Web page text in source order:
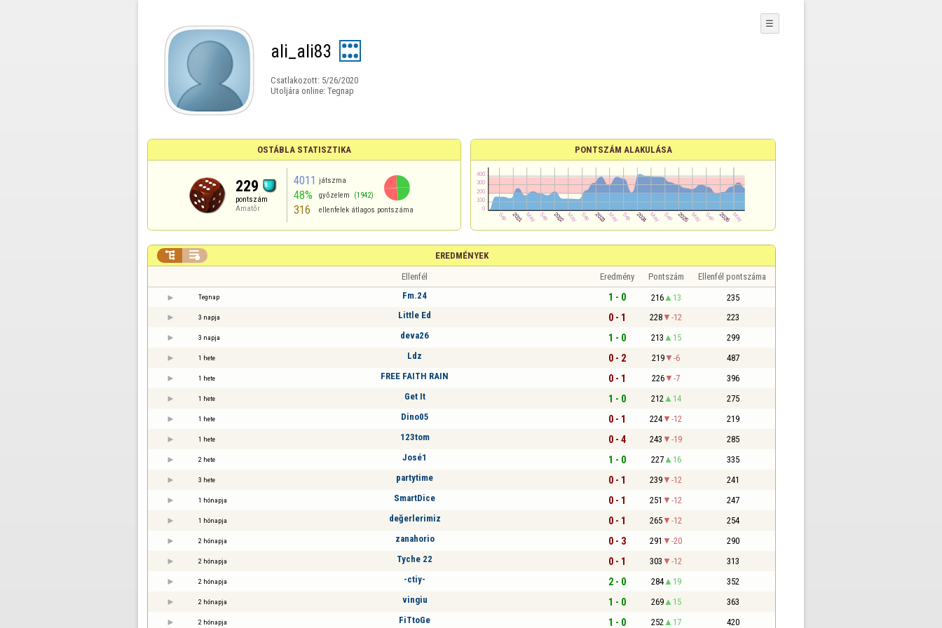
ali_ali83
Csatlakozott: 5/26/2020
Utoljára online: Tegnap
☰
OSTÁBLA STATISZTIKA
229
pontszám
Amatőr
4011 játszma
48% győzelem (1942)
316 ellenfelek átlagos pontszáma
PONTSZÁM ALAKULÁSA
EREDMÉNYEK
 
Ellenfél Eredmény Pontszám Ellenfél pontszáma
Tegnap Fm.24 1 - 0 216 13 235
3 napja Little Ed 0 - 1 228 -12 223
3 napja deva26 1 - 0 213 15 299
1 hete Ldz 0 - 2 219 -6 487
1 hete FREE FAITH RAIN 0 - 1 226 -7 396
1 hete Get It 1 - 0 212 14 275
1 hete Dino05 0 - 1 224 -12 219
1 hete 123tom 0 - 4 243 -19 285
2 hete José1 1 - 0 227 16 335
3 hete partytime 0 - 1 239 -12 241
1 hónapja SmartDice 0 - 1 251 -12 247
1 hónapja değerlerimiz 0 - 1 265 -12 254
2 hónapja zanahorio 0 - 3 291 -20 290
2 hónapja Tyche 22 0 - 1 303 -12 313
2 hónapja -ctiy- 2 - 0 284 19 352
2 hónapja vingiu 1 - 0 269 15 363
2 hónapja FiTtoGe 1 - 0 252 17 420